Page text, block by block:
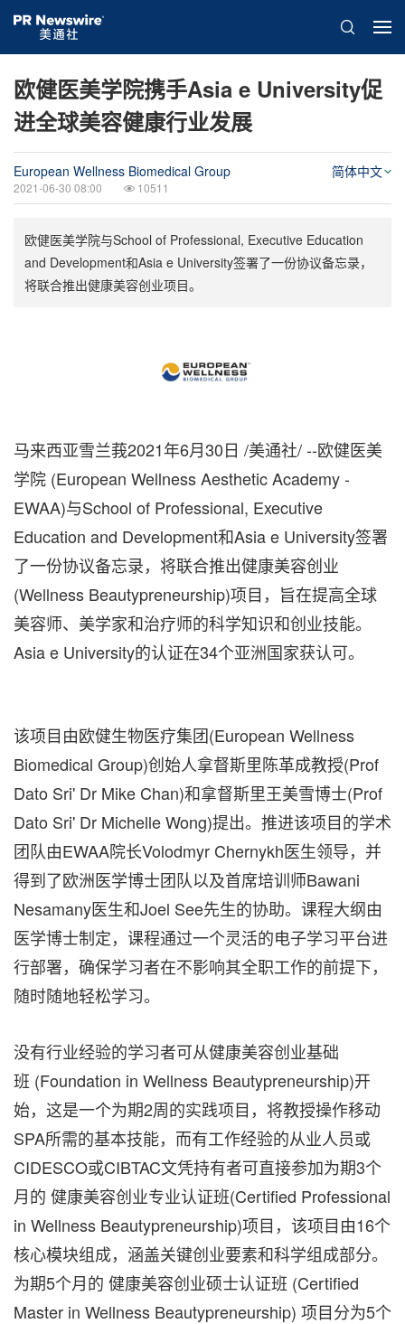
欧健医美学院携手Asia e University促
进全球美容健康行业发展
European Wellness Biomedical Group
2021-06-30 08:00 10511
简体中文
欧健医美学院与School of Professional, Executive Education
and Development和Asia e University签署了一份协议备忘录，
将联合推出健康美容创业项目。
马来西亚雪兰莪2021年6月30日 /美通社/ --欧健医美
学院 (European Wellness Aesthetic Academy -
EWAA)与School of Professional, Executive
Education and Development和Asia e University签署
了一份协议备忘录，将联合推出健康美容创业
(Wellness Beautypreneurship)项目，旨在提高全球
美容师、美学家和治疗师的科学知识和创业技能。
Asia e University的认证在34个亚洲国家获认可。
该项目由欧健生物医疗集团(European Wellness
Biomedical Group)创始人拿督斯里陈革成教授(Prof
Dato Sri' Dr Mike Chan)和拿督斯里王美雪博士(Prof
Dato Sri' Dr Michelle Wong)提出。推进该项目的学术
团队由EWAA院长Volodmyr Chernykh医生领导，并
得到了欧洲医学博士团队以及首席培训师Bawani
Nesamany医生和Joel See先生的协助。课程大纲由
医学博士制定，课程通过一个灵活的电子学习平台进
行部署，确保学习者在不影响其全职工作的前提下，
随时随地轻松学习。
没有行业经验的学习者可从健康美容创业基础
班 (Foundation in Wellness Beautypreneurship)开
始，这是一个为期2周的实践项目，将教授操作移动
SPA所需的基本技能，而有工作经验的从业人员或
CIDESCO或CIBTAC文凭持有者可直接参加为期3个
月的 健康美容创业专业认证班(Certified Professional
in Wellness Beautypreneurship)项目，该项目由16个
核心模块组成，涵盖关键创业要素和科学组成部分。
为期5个月的 健康美容创业硕士认证班 (Certified
Master in Wellness Beautypreneurship) 项目分为5个